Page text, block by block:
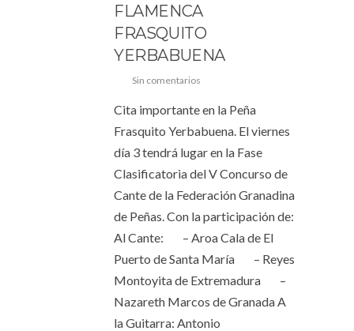
FLAMENCA
FRASQUITO
YERBABUENA
Sin comentarios
Cita importante en la Peña
Frasquito Yerbabuena. El viernes
día 3 tendrá lugar en la Fase
Clasificatoria del V Concurso de
Cante de la Federación Granadina
de Peñas. Con la participación de:
Al Cante: – Aroa Cala de El
Puerto de Santa María – Reyes
Montoyita de Extremadura –
Nazareth Marcos de Granada A
la Guitarra: Antonio